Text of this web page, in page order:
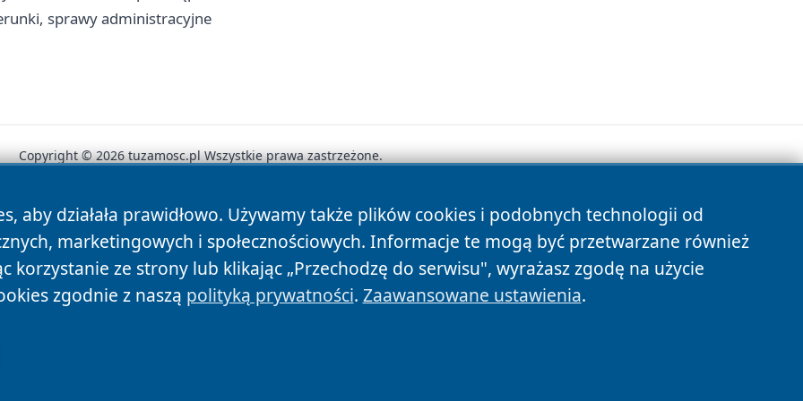
sprawy administracyjne
aby działała prawidłowo. Używamy także plików cookies i podobnych technologii od
marketingowych i społecznościowych. Informacje te mogą być przetwarzane również
korzystanie ze strony lub klikając „Przechodzę do serwisu", wyrażasz zgodę na użycie
zgodnie z naszą polityką prywatności. Zaawansowane ustawienia.
Copyright © 2026 tuzamosc.pl Wszystkie prawa zastrzeżone.
Autorzy Polityka Prywatności Polityka Cookies